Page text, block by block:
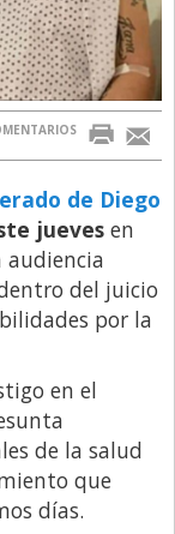
de Diego
jueves en
audiencia
del juicio
por la
en el
de la salud
que
días.